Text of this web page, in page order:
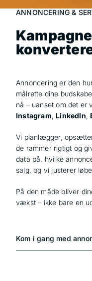
ANNONCERING &
Annoncering er den
målrette dine
nå – uanset om det er
Instagram, LinkedIn,
Vi planlægger,
de rammer rigtigt og
data på, hvilke
salg, og vi justerer
På den måde bliver
vækst – ikke bare en
Kom i gang med